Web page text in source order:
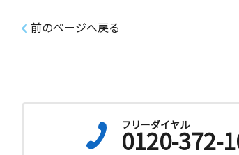
リプレ川口教室
火 木 金 土
日
前のページへ戻る
フリーダイヤル
0120-372-